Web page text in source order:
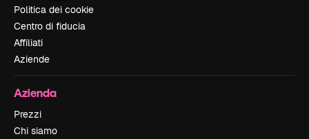
Politica dei cookie
Centro di fiducia
Affiliati
Aziende
Azienda
Prezzi
Chi siamo